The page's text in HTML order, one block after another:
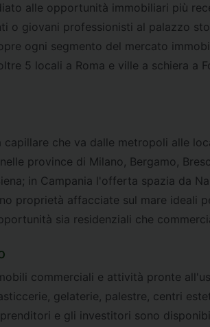
alle opportunità immobiliari più
o giovani professionisti al palazzo
ogni segmento del mercato
5 locali a Roma e ville a schiera a
che va dalle metropoli alle
province di Milano, Bergamo,
in Campania l'offerta spazia da
proprietà affacciate sul mare ideali
sia residenziali che
commerciali e attività pronte
gelaterie, palestre, centri
e gli investitori sono